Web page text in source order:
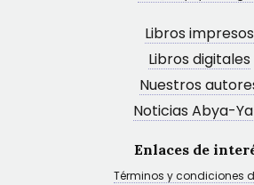
Libros impresos
Libros digitales
Nuestros
Noticias Abya-
Enlaces de
Términos y condiciones